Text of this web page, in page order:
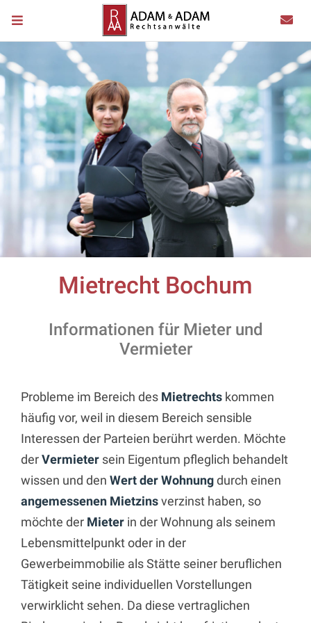
Mietrecht Bochum
Informationen für Mieter und
Vermieter
Probleme im Bereich des Mietrechts kommen
häufig vor, weil in diesem Bereich sensible
Interessen der Parteien berührt werden. Möchte
derVermieter sein Eigentum pfleglich behandelt
wissen und den Wert der Wohnungdurch einen
angemessenen Mietzinsverzinst haben, so
möchte der Mieter in der Wohnung als seinem
Lebensmittelpunkt oder in der
Gewerbeimmobilie als Stätte seiner beruflichen
Tätigkeit seine individuellen Vorstellungen
verwirklicht sehen. Da diese vertraglichen